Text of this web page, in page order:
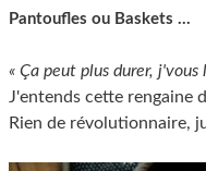
Pantoufles ou Baskets ...
« Ça peut plus durer,
J'entends cette rengaine
Rien de révolutionnaire,